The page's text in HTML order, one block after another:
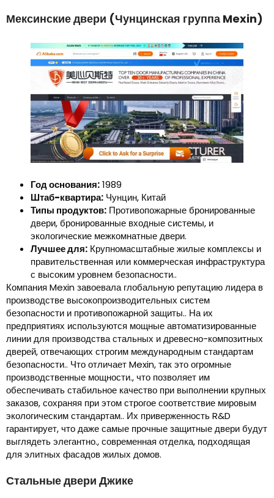
Мексинские двери (Чунцинская группа Mexin)
Год основания:1989
Штаб-квартира: Чунцин, Китай
Типы продуктов: Противопожарные бронированные
двери, бронированные входные системы, и
экологические межкомнатные двери.
Лучшее для: Крупномасштабные жилые комплексы и
правительственная или коммерческая инфраструктура
с высоким уровнем безопасности..
Компания Mexin завоевала глобальную репутацию лидера в
производстве высокопроизводительных систем
безопасности и противопожарной защиты.. На их
предприятиях используются мощные автоматизированные
линии для производства стальных и древесно-композитных
дверей, отвечающих строгим международным стандартам
безопасности.. Что отличает Mexin, так это огромные
производственные мощности., что позволяет им
обеспечивать стабильное качество при выполнении крупных
заказов, сохраняя при этом строгое соответствие мировым
экологическим стандартам.. Их приверженность R&D
гарантирует, что даже самые прочные защитные двери будут
выглядеть элегантно., современная отделка, подходящая
для элитных фасадов жилых домов.
Стальные двери Джике